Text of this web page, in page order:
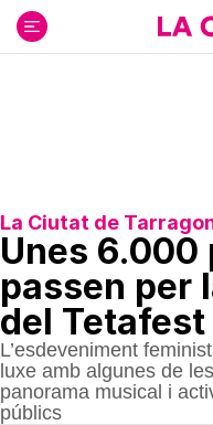
contenido
La Ciutat de
Unes 6.000
passen per
del
L’esdeveniment
luxe amb algunes de
panorama musical i
públics